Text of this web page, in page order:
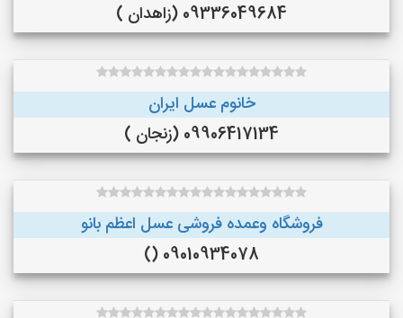
09336049684 (زاهدان )
خانوم عسل ایران
09906417134 (زنجان )
فروشگاه وعمده فروشی عسل اعظم بانو
09010934078 ()